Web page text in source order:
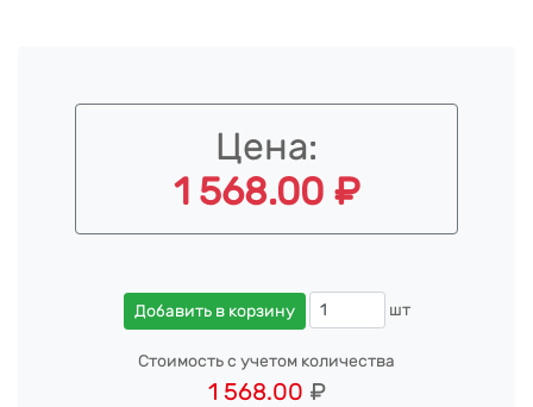
Цена:
1 568.00 ₽
Добавить в корзину шт
Стоимость с учетом количества
1 568.00 ₽